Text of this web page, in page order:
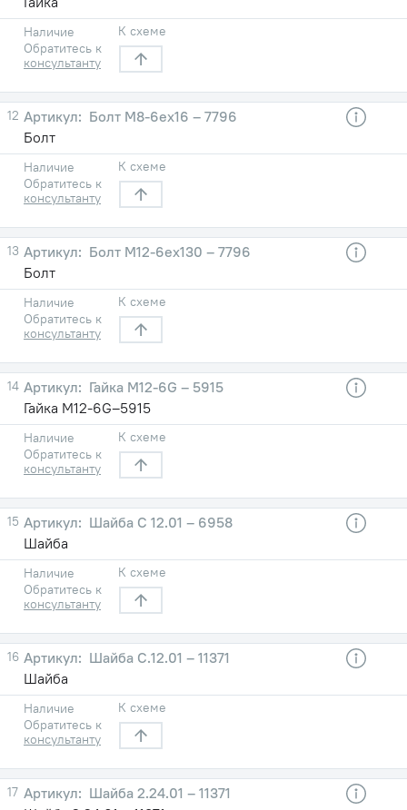
Наличие
Обратитесь к
консультанту
К схеме
12
Болт М8-6eх16 – 7796
Болт
Наличие
Обратитесь к
консультанту
К схеме
13
Болт М12-6eх130 – 7796
Болт
Наличие
Обратитесь к
консультанту
К схеме
14
Гайка М12-6G – 5915
Гайка М12-6G–5915
Наличие
Обратитесь к
консультанту
К схеме
15
Шайба C 12.01 – 6958
Шайба
Наличие
Обратитесь к
консультанту
К схеме
16
Шайба C.12.01 – 11371
Шайба
Наличие
Обратитесь к
консультанту
К схеме
17
Шайба 2.24.01 – 11371